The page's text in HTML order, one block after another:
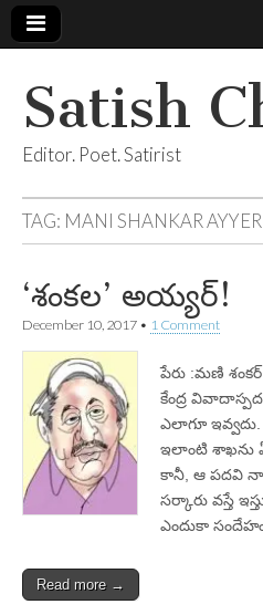
Satish
Editor. Poet. Satirist
TAG: MANI SHANKAR
‘శంకల’ అయ్యర్‌!
December 10, 2017 • 1 Comment
పేరు :మణి
కేంద్ర
ఎలాగూ ఇవ్వదు.
ఇలాంటి శాఖను
కానీ, ఆ పదవి
సర్కారు వస్తే
ఎందుకా
Read more →